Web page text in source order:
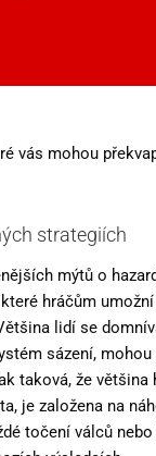
vás mohou
strategiích
mýtů o
hráčům
lidí se
sázení,
taková, že většina
je založena na
točení válců